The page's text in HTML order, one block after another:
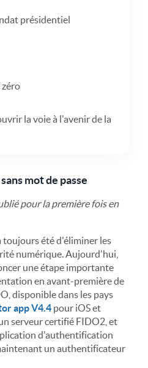
présidentiel
zéro
la voie à l'avenir de la
mot de passe
pour la première fois en
toujours été d'éliminer les
numérique. Aujourd'hui,
une étape importante
en avant-première de
disponible dans les pays
app V4.4 pour iOS et
serveur certifié FIDO2, et
d'authentification
un authentificateur